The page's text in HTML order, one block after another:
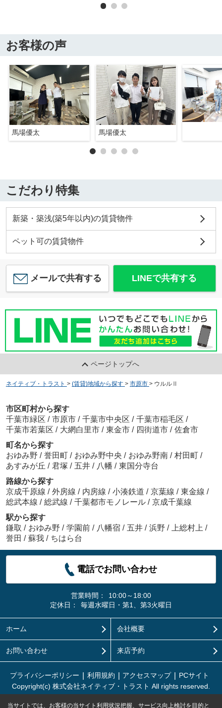
お客様の声
馬場優太 馬場優太
こだわり特集
新築・築浅(築5年以内)の賃貸物件
ペット可の賃貸物件
メールで共有する LINEで共有する
ページトップへ
ネイティブ・トラスト > (賃貸)地域から探す > 市原市 > ウルルⅡ
市区町村から探す
千葉市緑区 / 市原市 / 千葉市中央区 / 千葉市稲毛区 /
千葉市若葉区 / 大網白里市 / 東金市 / 四街道市 / 佐倉市
町名から探す
おゆみ野 / 誉田町 / おゆみ野中央 / おゆみ野南 / 村田町 /
あすみが丘 / 君塚 / 五井 / 八幡 / 東国分寺台
路線から探す
京成千原線 / 外房線 / 内房線 / 小湊鉄道 / 京葉線 / 東金線 /
総武本線 / 総武線 / 千葉都市モノレール / 京成千葉線
駅から探す
鎌取 / おゆみ野 / 学園前 / 八幡宿 / 五井 / 浜野 / 上総村上 /
誉田 / 蘇我 / ちはら台
電話でお問い合わせ
営業時間：
10:00～18:00
定休日：
毎週水曜日・第1、第3火曜日
ホーム 会社概要
お問い合わせ 来店予約
プライバシーポリシー 利用規約 アクセスマップ
PCサイト
Copyright(c) 株式会社ネイティブ・トラスト All rights reserved.
当サイトでは、お客様の当サイト利用状況把握、サービス向上検討を目的と